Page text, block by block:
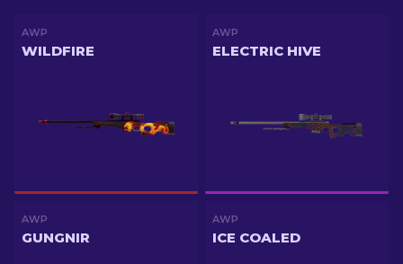
AWP
WILDFIRE
AWP
ELECTRIC HIVE
AWP
GUNGNIR
AWP
ICE COALED